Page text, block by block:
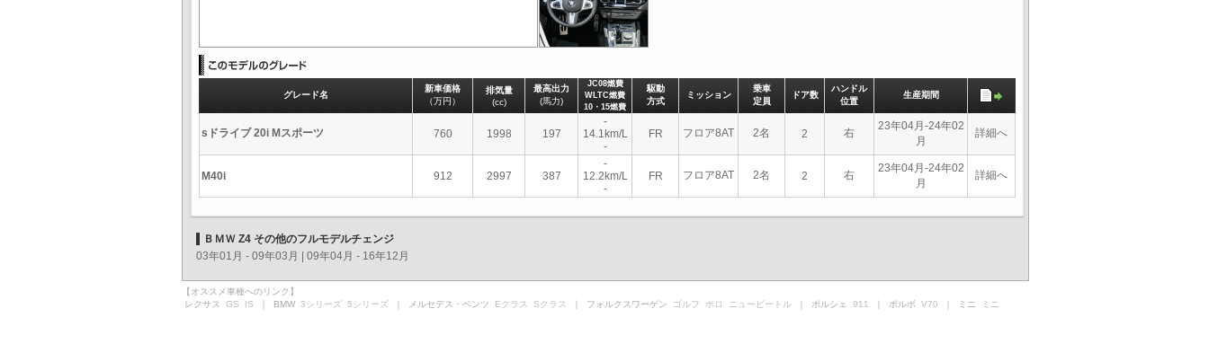
グレード名
新車価格
（万円）
排気量
(cc)
最高出力
(馬力)
JC08燃費
WLTC燃費
10・15燃費
駆動
方式
ミッション
乗車
定員
ドア数
ハンドル
位置
生産期間
sドライブ 20i Mスポーツ 760 1998 197
-
14.1km/L
-
FR フロア8AT 2名 2 右
23年04月-24年02
月
詳細へ
M40i 912 2997 387
-
12.2km/L
-
FR フロア8AT 2名 2 右
23年04月-24年02
月
詳細へ
ＢＭＷ Z4 その他のフルモデルチェンジ
03年01月 - 09年03月
09年04月 - 16年12月
【オススメ車種へのリンク】
レクサス GS IS ｜ BMW 3シリーズ 5シリーズ ｜ メルセデス・ベンツ Eクラス Sクラス ｜ フォルクスワーゲン ゴルフ ポロ ニュービートル ｜ ポルシェ 911 ｜ ボルボ V70 ｜ ミニ ミニ